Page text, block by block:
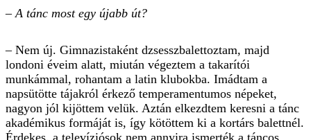
– A tánc most egy újabb út?
– Nem új. Gimnazistaként dzsessz­balettoztam, majd
londoni éveim alatt, miután végeztem a takarítói
munkámmal, rohantam a latin klubokba. Imádtam a
napsütötte tájakról érkező temperamentumos népeket,
nagyon jól kijöttem velük. Aztán elkezdtem keresni a tánc
akadémikus formáját is, így kötöttem ki a kortárs balettnél.